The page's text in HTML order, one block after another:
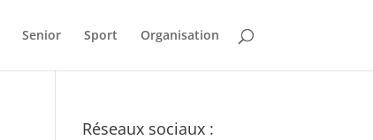
Senior Sport Organisation
Réseaux sociaux :